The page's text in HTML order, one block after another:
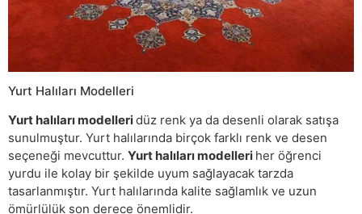
Yurt Halıları Modelleri
Yurt halıları modelleridüz renk ya da desenli olarak satışa
sunulmuştur. Yurt halılarında birçok farklı renk ve desen
seçeneği mevcuttur. Yurt halıları modelleri her öğrenci
yurdu ile kolay bir şekilde uyum sağlayacak tarzda
tasarlanmıştır. Yurt halılarında kalite sağlamlık ve uzun
ömürlülük son derece önemlidir.